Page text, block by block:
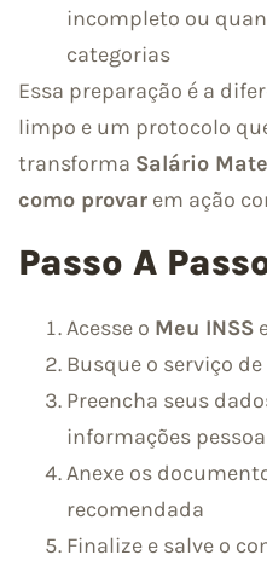
incompleto ou
categorias
Essa preparação é a
limpo e um protocolo
transforma Salário
como provar em ação
Passo A
Acesse o Meu INSS
Busque o serviço de
Preencha seus
informações
Anexe os
recomendada
Finalize e salve o